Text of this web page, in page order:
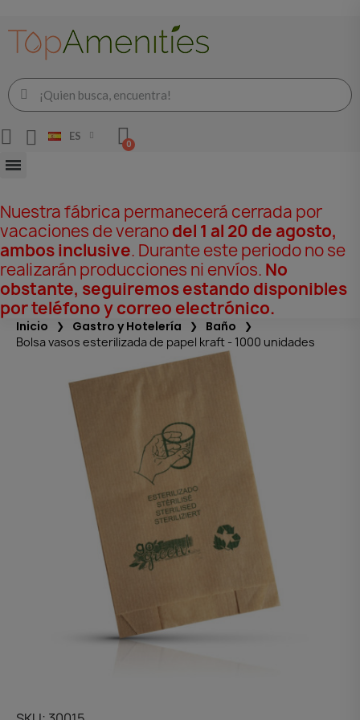
ES
Nuestra fábrica permanecerá cerrada por
vacaciones de veranodel 1 al 20 de agosto,
ambos inclusive. Durante este periodo no se
realizarán producciones ni envíos. No
obstante, seguiremos estando disponibles
por teléfono y correo electrónico.
Inicio Gastro y Hotelería Baño
Bolsa vasos esterilizada de papel kraft - 1000 unidades